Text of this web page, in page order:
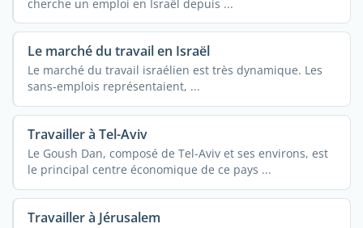
cherche un emploi en Israël depuis ...
Le marché du travail en Israël
Le marché du travail israélien est très dynamique. Les
sans-emplois représentaient, ...
Travailler à Tel-Aviv
Le Goush Dan, composé de Tel-Aviv et ses environs, est
le principal centre économique de ce pays ...
Travailler à Jérusalem